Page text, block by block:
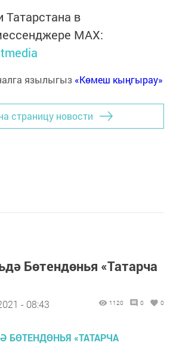
Татарстана в
MАХ:
язылыгыз «Көмеш кыңгырау»
страницу новости
Бөтендөнья «Татарча
- 08:43 1120 0 0